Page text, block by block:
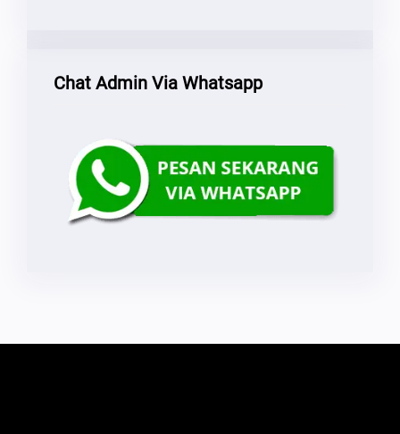
Chat Admin Via Whatsapp